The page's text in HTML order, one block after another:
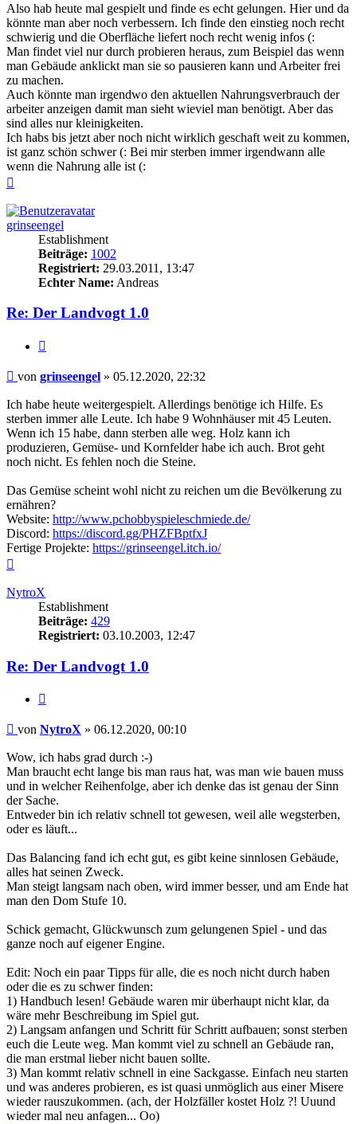
Also hab heute mal gespielt und finde es echt gelungen. Hier und da
könnte man aber noch verbessern. Ich finde den einstieg noch recht
schwierig und die Oberfläche liefert noch recht wenig infos (:
Man findet viel nur durch probieren heraus, zum Beispiel das wenn
man Gebäude anklickt man sie so pausieren kann und Arbeiter frei
zu machen.
Auch könnte man irgendwo den aktuellen Nahrungsverbrauch der
arbeiter anzeigen damit man sieht wieviel man benötigt. Aber das
sind alles nur kleinigkeiten.
Ich habs bis jetzt aber noch nicht wirklich geschaft weit zu kommen,
ist ganz schön schwer (: Bei mir sterben immer irgendwann alle
wenn die Nahrung alle ist (:
grinseengel
Establishment
Beiträge: 1002
Registriert: 29.03.2011, 13:47
Echter Name: Andreas
Re: Der Landvogt 1.0
Beitrag
von grinseengel » 05.12.2020, 22:32
Ich habe heute weitergespielt. Allerdings benötige ich Hilfe. Es
sterben immer alle Leute. Ich habe 9 Wohnhäuser mit 45 Leuten.
Wenn ich 15 habe, dann sterben alle weg. Holz kann ich
produzieren, Gemüse- und Kornfelder habe ich auch. Brot geht
noch nicht. Es fehlen noch die Steine.
Das Gemüse scheint wohl nicht zu reichen um die Bevölkerung zu
ernähren?
Website: http://www.pchobbyspieleschmiede.de/
Discord: https://discord.gg/PHZFBptfxJ
Fertige Projekte: https://grinseengel.itch.io/
NytroX
Establishment
Beiträge: 429
Registriert: 03.10.2003, 12:47
Re: Der Landvogt 1.0
Beitrag
von NytroX » 06.12.2020, 00:10
Wow, ich habs grad durch :-)
Man braucht echt lange bis man raus hat, was man wie bauen muss
und in welcher Reihenfolge, aber ich denke das ist genau der Sinn
der Sache.
Entweder bin ich relativ schnell tot gewesen, weil alle wegsterben,
oder es läuft...
Das Balancing fand ich echt gut, es gibt keine sinnlosen Gebäude,
alles hat seinen Zweck.
Man steigt langsam nach oben, wird immer besser, und am Ende hat
man den Dom Stufe 10.
Schick gemacht, Glückwunsch zum gelungenen Spiel - und das
ganze noch auf eigener Engine.
Edit: Noch ein paar Tipps für alle, die es noch nicht durch haben
oder die es zu schwer finden:
1) Handbuch lesen! Gebäude waren mir überhaupt nicht klar, da
wäre mehr Beschreibung im Spiel gut.
2) Langsam anfangen und Schritt für Schritt aufbauen; sonst sterben
euch die Leute weg. Man kommt viel zu schnell an Gebäude ran,
die man erstmal lieber nicht bauen sollte.
3) Man kommt relativ schnell in eine Sackgasse. Einfach neu starten
und was anderes probieren, es ist quasi unmöglich aus einer Misere
wieder rauszukommen. (ach, der Holzfäller kostet Holz ?! Uuund
wieder mal neu anfagen... Oo)